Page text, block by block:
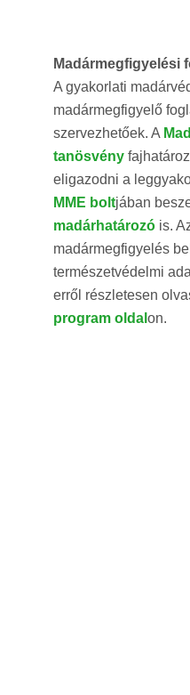
Madármegfigyelési
A gyakorlati
madármegfigyelő
szervezhetőek. A
tanösvény
eligazodni a
MME boltjában
madárhatározó is.
madármegfigyelés
természetvédelmi
erről részletesen
program oldal on.